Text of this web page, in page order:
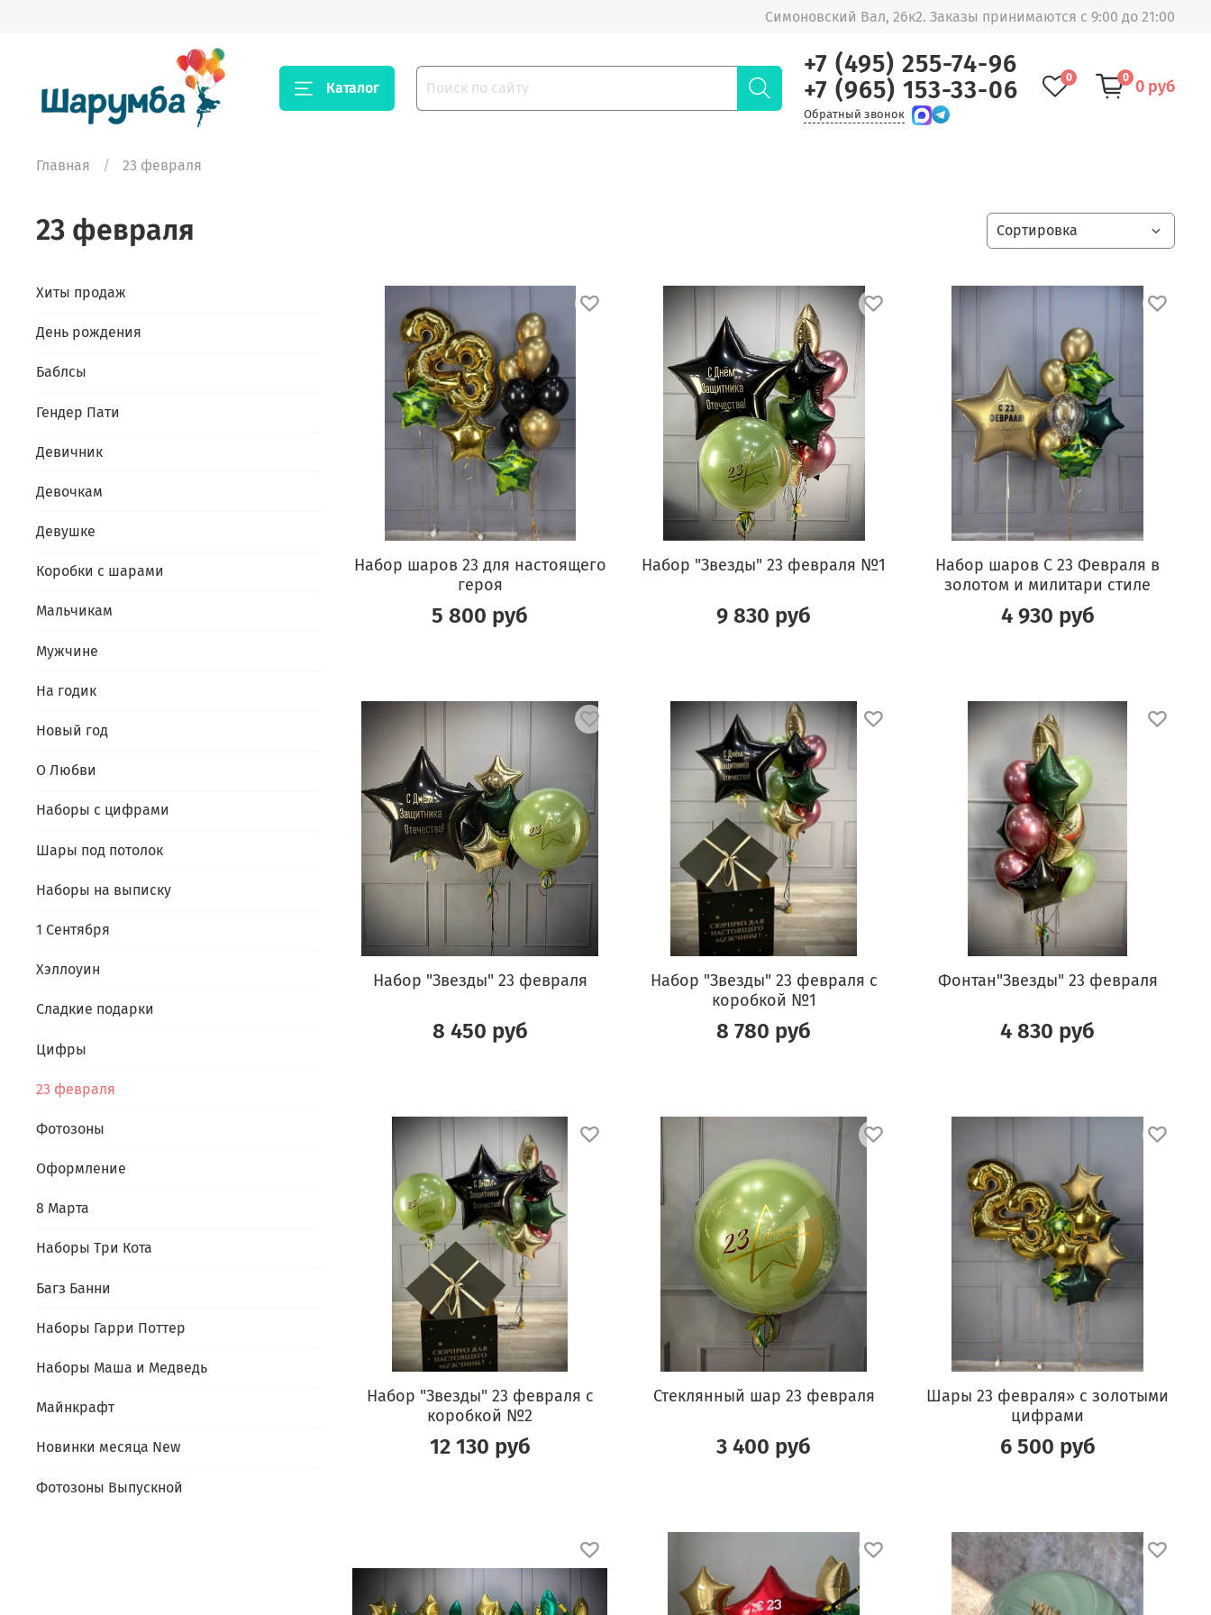
Симоновский Вал, 26к2. Заказы принимаются с 9:00 до 21:00
Каталог
+7 (495) 255-74-96
+7 (965) 153-33-06
Обратный звонок
0 0 0 руб
Главная 23 февраля
23 февраля
Набор шаров 23 для настоящего
героя
5 800 руб
Набор "Звезды" 23 февраля №1
9 830 руб
Набор шаров С 23 Февраля в
золотом и милитари стиле
4 930 руб
Набор "Звезды" 23 февраля
8 450 руб
Набор "Звезды" 23 февраля с
коробкой №1
8 780 руб
Фонтан"Звезды" 23 февраля
4 830 руб
Набор "Звезды" 23 февраля с
коробкой №2
12 130 руб
Стеклянный шар 23 февраля
3 400 руб
Шары 23 февраля» с золотыми
цифрами
6 500 руб
Хиты продаж
День рождения
Баблсы
Гендер Пати
Девичник
Девочкам
Девушке
Коробки с шарами
Мальчикам
Мужчине
На годик
Новый год
О Любви
Наборы с цифрами
Шары под потолок
Наборы на выписку
1 Сентября
Хэллоуин
Сладкие подарки
Цифры
23 февраля
Фотозоны
Оформление
8 Марта
Наборы Три Кота
Багз Банни
Наборы Гарри Поттер
Наборы Маша и Медведь
Майнкрафт
Новинки месяца New
Фотозоны Выпускной